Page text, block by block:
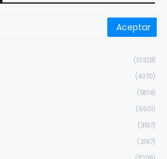
(10328)
(4070)
(5874)
(6601)
(3197)
(3167)